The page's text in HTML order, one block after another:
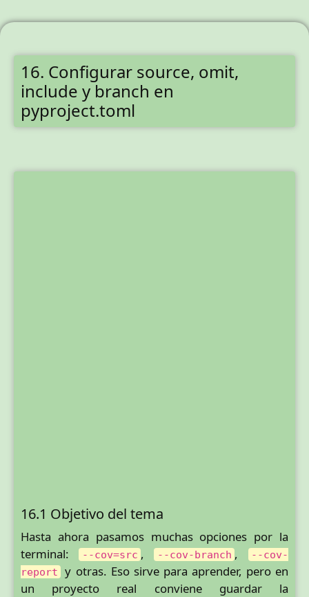
16. Configurar source, omit,
include y branch en
pyproject.toml
16.1 Objetivo del tema
Hasta ahora pasamos muchas opciones por la
terminal: --cov=src , --cov-branch ,
--cov-
report
y otras. Eso sirve para aprender, pero en
un proyecto real conviene guardar la